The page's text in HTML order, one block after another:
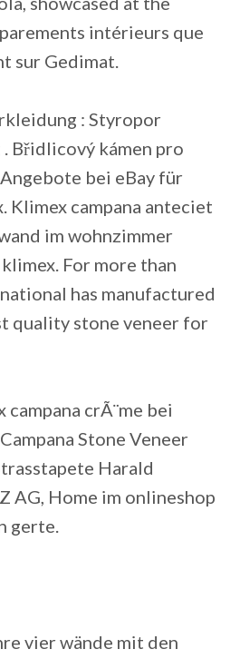
intérieurs que
sur Gedimat.
: Styropor
Břidlicový kámen pro
bei eBay für
Klimex campana anteciet
im wohnzimmer
For more than
has manufactured
quality stone veneer for
crÃ¨me bei
Stone Veneer
Harald
AG, Home im onlineshop
gerte.
vier wände mit den